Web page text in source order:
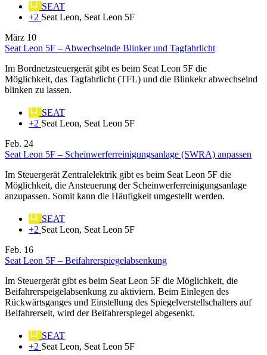
SEAT
+2 Seat Leon, Seat Leon 5F
März 10
Seat Leon 5F – Abwechselnde Blinker und Tagfahrlicht
Im Bordnetzsteuergerät gibt es beim Seat Leon 5F die
Möglichkeit, das Tagfahrlicht (TFL) und die Blinkekr abwechselnd
blinken zu lassen.
SEAT
+2 Seat Leon, Seat Leon 5F
Feb. 24
Seat Leon 5F – Scheinwerferreinigungsanlage (SWRA) anpassen
Im Steuergerät Zentralelektrik gibt es beim Seat Leon 5F die
Möglichkeit, die Ansteuerung der Scheinwerferreinigungsanlage
anzupassen. Somit kann die Häufigkeit umgestellt werden.
SEAT
+2 Seat Leon, Seat Leon 5F
Feb. 16
Seat Leon 5F – Beifahrerspiegelabsenkung
Im Steuergerät gibt es beim Seat Leon 5F die Möglichkeit, die
Beifahrerspeigelabsenkung zu aktiviern. Beim Einlegen des
Rückwärtsganges und Einstellung des Spiegelverstellschalters auf
Beifahrerseit, wird der Beifahrerspiegel abgesenkt.
SEAT
+2 Seat Leon, Seat Leon 5F